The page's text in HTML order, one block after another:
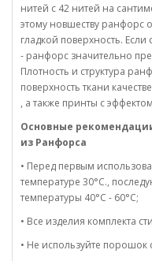
нитей с 42 нитей на
этому новшеству ранфорс
гладкой поверхность.
- ранфорс значительно
Плотность и структура
поверхность ткани
, а также принты с
Основные
из Ранфорса
• Перед первым
температуре 30°C.,
температуры 40°C - 60°C;
• Все изделия комплекта
• Не используйте